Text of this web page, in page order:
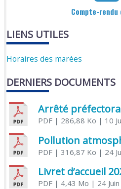
Compte-rendu
LIENS UTILES
Horaires des marées
DERNIERS DOCUMENTS
PDF| 286,88 Ko | 10
Pollution
PDF| 316,87 Ko | 24
Livret d’accueil
PDF| 4,43 Mo | 24